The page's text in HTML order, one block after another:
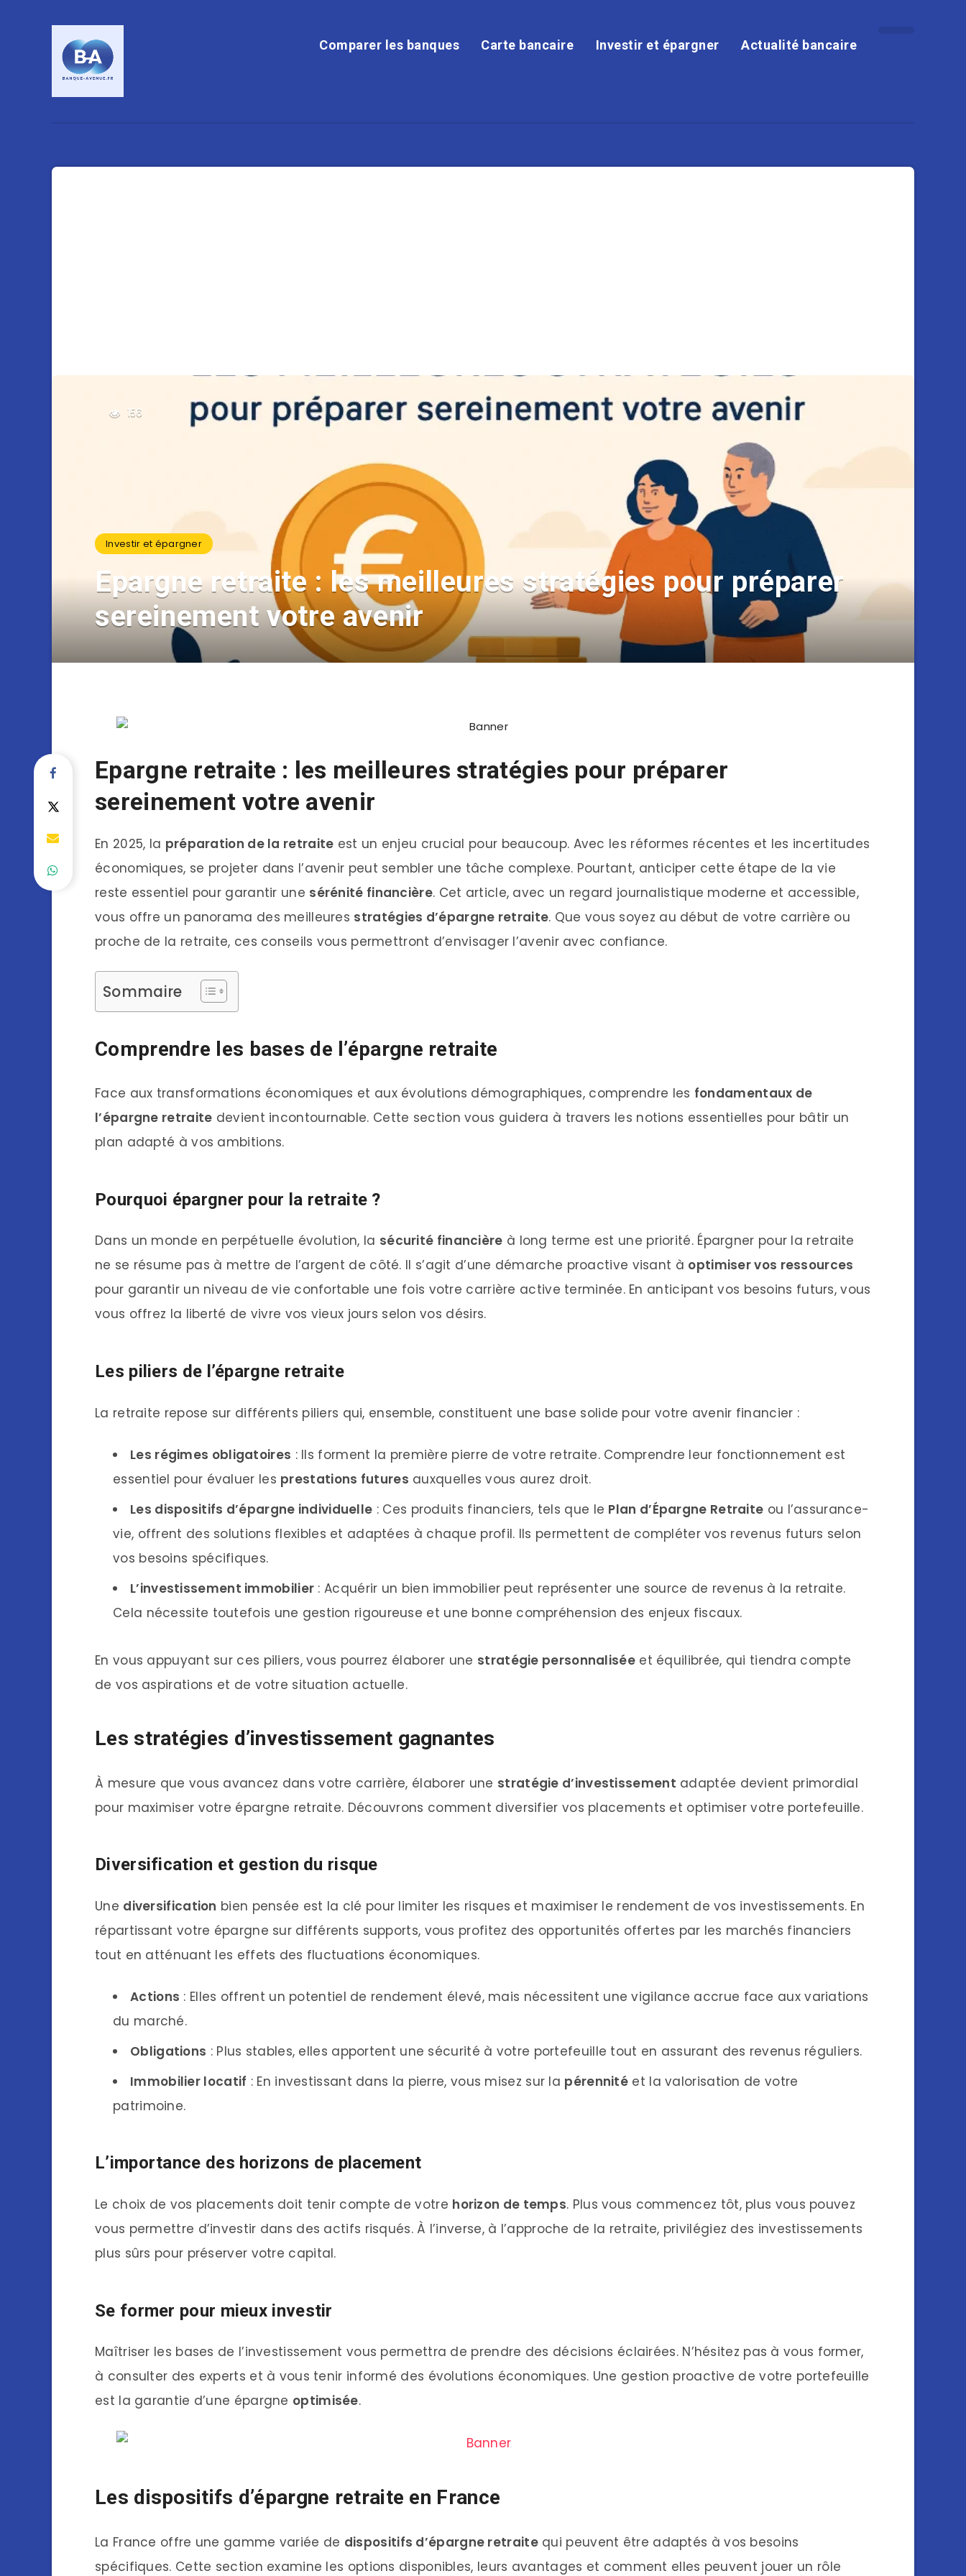
Comparer les banques Carte bancaire Investir et épargner Actualité bancaire
156
Investir et épargner
Epargne retraite : les meilleures stratégies pour préparer
sereinement votre avenir
Epargne retraite : les meilleures stratégies pour préparer
sereinement votre avenir
En 2025, la préparation de la retraite est un enjeu crucial pour beaucoup. Avec les réformes récentes et les incertitudes
économiques, se projeter dans l’avenir peut sembler une tâche complexe. Pourtant, anticiper cette étape de la vie
reste essentiel pour garantir une sérénité financière. Cet article, avec un regard journalistique moderne et accessible,
vous offre un panorama des meilleures stratégies d’épargne retraite. Que vous soyez au début de votre carrière ou
proche de la retraite, ces conseils vous permettront d’envisager l’avenir avec confiance.
Sommaire
Comprendre les bases de l’épargne retraite
Face aux transformations économiques et aux évolutions démographiques, comprendre les fondamentaux de
l’épargne retraite devient incontournable. Cette section vous guidera à travers les notions essentielles pour bâtir un
plan adapté à vos ambitions.
Pourquoi épargner pour la retraite ?
Dans un monde en perpétuelle évolution, la sécurité financière à long terme est une priorité. Épargner pour la retraite
ne se résume pas à mettre de l’argent de côté. Il s’agit d’une démarche proactive visant à optimiser vos ressources
pour garantir un niveau de vie confortable une fois votre carrière active terminée. En anticipant vos besoins futurs, vous
vous offrez la liberté de vivre vos vieux jours selon vos désirs.
Les piliers de l’épargne retraite
La retraite repose sur différents piliers qui, ensemble, constituent une base solide pour votre avenir financier :
Les régimes obligatoires : Ils forment la première pierre de votre retraite. Comprendre leur fonctionnement est
essentiel pour évaluer les prestations futures auxquelles vous aurez droit.
Les dispositifs d’épargne individuelle : Ces produits financiers, tels que le Plan d’Épargne Retraite ou l’assurance-
vie, offrent des solutions flexibles et adaptées à chaque profil. Ils permettent de compléter vos revenus futurs selon
vos besoins spécifiques.
L’investissement immobilier : Acquérir un bien immobilier peut représenter une source de revenus à la retraite.
Cela nécessite toutefois une gestion rigoureuse et une bonne compréhension des enjeux fiscaux.
En vous appuyant sur ces piliers, vous pourrez élaborer une stratégie personnaliséeet équilibrée, qui tiendra compte
de vos aspirations et de votre situation actuelle.
Les stratégies d’investissement gagnantes
À mesure que vous avancez dans votre carrière, élaborer une stratégie d’investissement adaptée devient primordial
pour maximiser votre épargne retraite. Découvrons comment diversifier vos placements et optimiser votre portefeuille.
Diversification et gestion du risque
Une diversification bien pensée est la clé pour limiter les risques et maximiser le rendement de vos investissements. En
répartissant votre épargne sur différents supports, vous profitez des opportunités offertes par les marchés financiers
tout en atténuant les effets des fluctuations économiques.
Actions : Elles offrent un potentiel de rendement élevé, mais nécessitent une vigilance accrue face aux variations
du marché.
Obligations : Plus stables, elles apportent une sécurité à votre portefeuille tout en assurant des revenus réguliers.
Immobilier locatif : En investissant dans la pierre, vous misez sur la pérennité et la valorisation de votre
patrimoine.
L’importance des horizons de placement
Le choix de vos placements doit tenir compte de votre horizon de temps. Plus vous commencez tôt, plus vous pouvez
vous permettre d’investir dans des actifs risqués. À l’inverse, à l’approche de la retraite, privilégiez des investissements
plus sûrs pour préserver votre capital.
Se former pour mieux investir
Maîtriser les bases de l’investissement vous permettra de prendre des décisions éclairées. N’hésitez pas à vous former,
à consulter des experts et à vous tenir informé des évolutions économiques. Une gestion proactive de votre portefeuille
est la garantie d’une épargne optimisée.
Les dispositifs d’épargne retraite en France
La France offre une gamme variée de dispositifs d’épargne retraitequi peuvent être adaptés à vos besoins
spécifiques. Cette section examine les options disponibles, leurs avantages et comment elles peuvent jouer un rôle